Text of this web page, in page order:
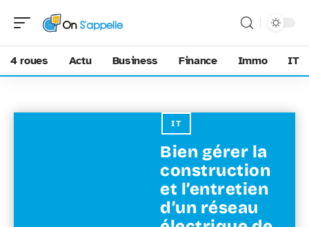
4 roues Actu Business Finance Immo IT
IT
Bien gérer la
construction
et l’entretien
d’un réseau